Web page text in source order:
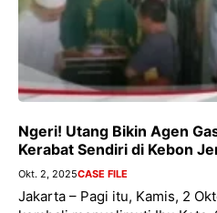
Ngeri! Utang Bikin Agen
Kerabat Sendiri di Kebon
Okt. 2, 2025CASE FILE
Jakarta – Pagi itu, Kamis, 2